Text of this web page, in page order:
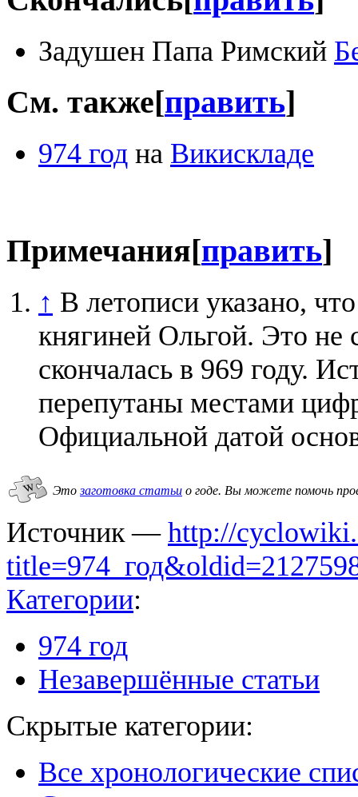
Задушен Папа Римский
См. также[править]
974 год на Викискладе
Примечания[править]
↑ В летописи указано,
княгиней Ольгой. Это не
скончалась в 969 году.
перепутаны местами
Официальной датой
Этозаготовка статьи о годе. Вы можете помочь
Источник — http://
Категории:
974 год
Незавершённые статьи
Скрытые категории:
Все хронологические